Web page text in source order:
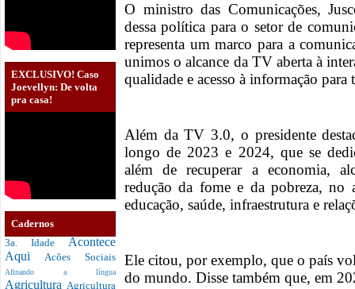
EXCLUSIVO! Caso
Joevellyn: De volta
pra casa!
Cadernos
3a. Idade Acontece
Aqui Acões Sociais
Afinando a língua
Agricultura Agricultura
O ministro das Comunicações,
dessa política para o setor de
representa um marco para a
unimos o alcance da TV aberta à
qualidade e acesso à informação para
Além da TV 3.0, o presidente
longo de 2023 e 2024, que se
além de recuperar a economia,
redução da fome e da pobreza, no
educação, saúde, infraestrutura e
Ele citou, por exemplo, que o país
do mundo. Disse também que, em